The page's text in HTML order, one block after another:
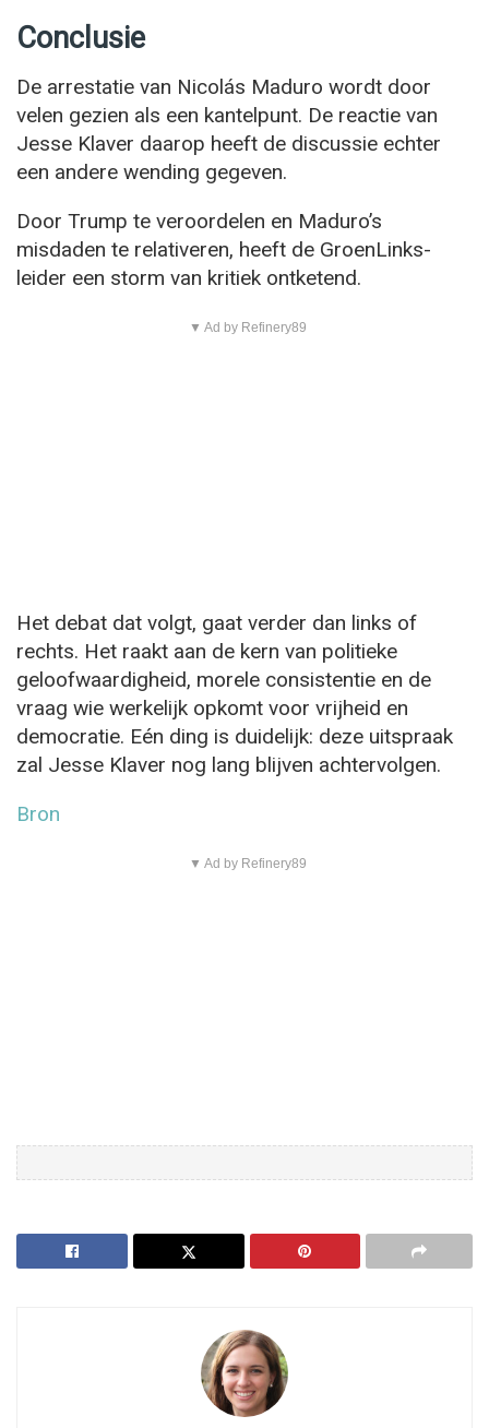
Conclusie
De arrestatie van Nicolás Maduro wordt door
velen gezien als een kantelpunt. De reactie van
Jesse Klaver daarop heeft de discussie echter
een andere wending gegeven.
Door Trump te veroordelen en Maduro’s
misdaden te relativeren, heeft de GroenLinks-
leider een storm van kritiek ontketend.
▼ Ad by Refinery89
Het debat dat volgt, gaat verder dan links of
rechts. Het raakt aan de kern van politieke
geloofwaardigheid, morele consistentie en de
vraag wie werkelijk opkomt voor vrijheid en
democratie. Eén ding is duidelijk: deze uitspraak
zal Jesse Klaver nog lang blijven achtervolgen.
Bron
▼ Ad by Refinery89